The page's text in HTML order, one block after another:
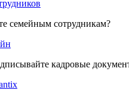
семейным сотрудникам?
кадровые